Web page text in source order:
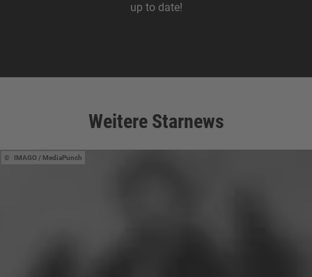
up to date!
Weitere Starnews
IMAGO / MediaPunch